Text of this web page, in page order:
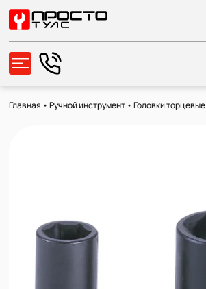
Главная •Ручной инструмент •Головки торцевые